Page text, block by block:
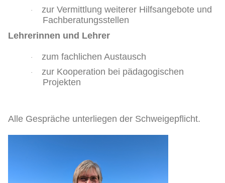
·
zur Vermittlung weiterer Hilfsangebote und
Fachberatungsstellen
Lehrerinnen und Lehrer
· zum fachlichen Austausch
·
zur Kooperation bei pädagogischen
Projekten
Alle Gespräche unterliegen der Schweigepflicht.